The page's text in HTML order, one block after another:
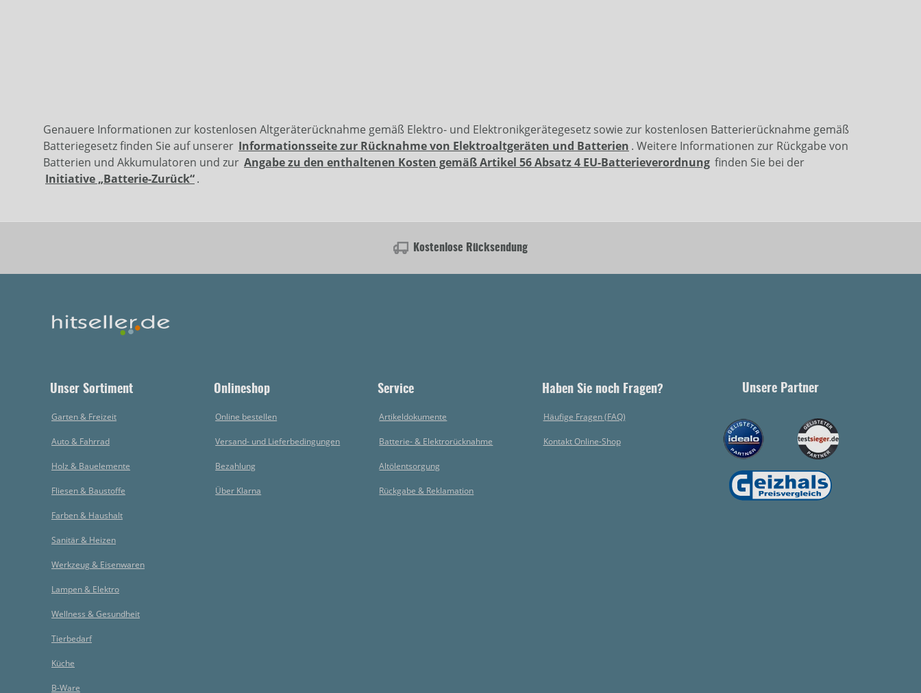
Genauere Informationen zur kostenlosen Altgeräterücknahme gemäß Elektro- und Elektronikgerätegesetz sowie zur kostenlosen Batterierücknahme gemäß
Batteriegesetz finden Sie auf unserer Informationsseite zur Rücknahme von Elektroaltgeräten und Batterien . Weitere Informationen zur Rückgabe von
Batterien und Akkumulatoren und zur Angabe zu den enthaltenen Kosten gemäß Artikel 56 Absatz 4 EU-Batterieverordnung finden Sie bei der
Initiative „Batterie-Zurück“.
Kostenlose Rücksendung
Unser Sortiment
Garten & Freizeit
Auto & Fahrrad
Holz & Bauelemente
Fliesen & Baustoffe
Farben & Haushalt
Sanitär & Heizen
Werkzeug & Eisenwaren
Lampen & Elektro
Wellness & Gesundheit
Tierbedarf
Küche
B-Ware
Onlineshop
Online bestellen
Versand- und Lieferbedingungen
Bezahlung
Über Klarna
Service
Artikeldokumente
Batterie- & Elektrorücknahme
Altölentsorgung
Rückgabe & Reklamation
Haben Sie noch Fragen?
Häufige Fragen (FAQ)
Kontakt Online-Shop
Unsere Partner